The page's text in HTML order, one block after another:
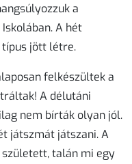
a
A hét
típus jött létre.
felkészültek a
A délutáni
nem bírták olyan jól.
játszmát játszani. A
talán mi egy